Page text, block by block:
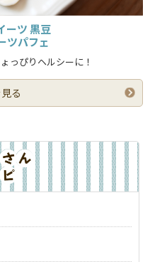
ーツ 黒豆
ツパフェ
っぴりヘルシーに！
る